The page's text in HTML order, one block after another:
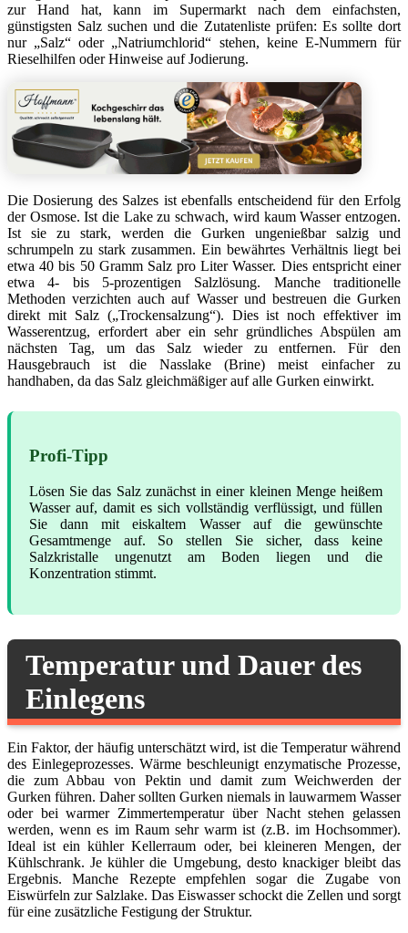
zur Hand hat, kann im Supermarkt nach dem einfachsten,
günstigsten Salz suchen und die Zutatenliste prüfen: Es sollte dort
nur „Salz“ oder „Natriumchlorid“ stehen, keine E-Nummern für
Rieselhilfen oder Hinweise auf Jodierung.
Die Dosierung des Salzes ist ebenfalls entscheidend für den Erfolg
der Osmose. Ist die Lake zu schwach, wird kaum Wasser entzogen.
Ist sie zu stark, werden die Gurken ungenießbar salzig und
schrumpeln zu stark zusammen. Ein bewährtes Verhältnis liegt bei
etwa 40 bis 50 Gramm Salz pro Liter Wasser. Dies entspricht einer
etwa 4- bis 5-prozentigen Salzlösung. Manche traditionelle
Methoden verzichten auch auf Wasser und bestreuen die Gurken
direkt mit Salz („Trockensalzung“). Dies ist noch effektiver im
Wasserentzug, erfordert aber ein sehr gründliches Abspülen am
nächsten Tag, um das Salz wieder zu entfernen. Für den
Hausgebrauch ist die Nasslake (Brine) meist einfacher zu
handhaben, da das Salz gleichmäßiger auf alle Gurken einwirkt.
Profi-Tipp
Lösen Sie das Salz zunächst in einer kleinen Menge heißem
Wasser auf, damit es sich vollständig verflüssigt, und füllen
Sie dann mit eiskaltem Wasser auf die gewünschte
Gesamtmenge auf. So stellen Sie sicher, dass keine
Salzkristalle ungenutzt am Boden liegen und die
Konzentration stimmt.
Temperatur und Dauer des
Einlegens
Ein Faktor, der häufig unterschätzt wird, ist die Temperatur während
des Einlegeprozesses. Wärme beschleunigt enzymatische Prozesse,
die zum Abbau von Pektin und damit zum Weichwerden der
Gurken führen. Daher sollten Gurken niemals in lauwarmem Wasser
oder bei warmer Zimmertemperatur über Nacht stehen gelassen
werden, wenn es im Raum sehr warm ist (z.B. im Hochsommer).
Ideal ist ein kühler Kellerraum oder, bei kleineren Mengen, der
Kühlschrank. Je kühler die Umgebung, desto knackiger bleibt das
Ergebnis. Manche Rezepte empfehlen sogar die Zugabe von
Eiswürfeln zur Salzlake. Das Eiswasser schockt die Zellen und sorgt
für eine zusätzliche Festigung der Struktur.